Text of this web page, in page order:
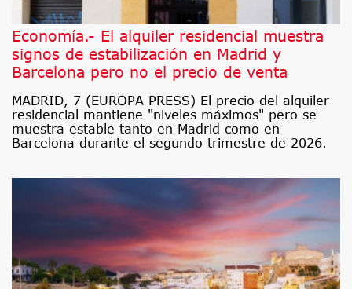
Economía.- El alquiler residencial muestra
signos de estabilización en Madrid y
Barcelona pero no el precio de venta
MADRID, 7 (EUROPA PRESS) El precio del alquiler
residencial mantiene "niveles máximos" pero se
muestra estable tanto en Madrid como en
Barcelona durante el segundo trimestre de 2026.